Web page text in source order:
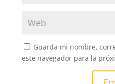
Guarda mi nombre,
este navegador para la